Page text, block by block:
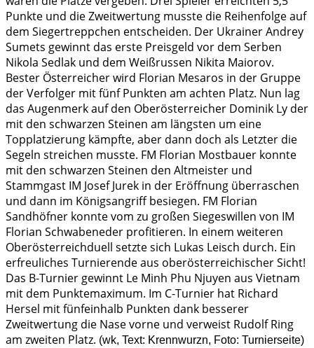
Punkte und die Zweitwertung musste die Reihenfolge auf
dem Siegertreppchen entscheiden. Der Ukrainer Andrey
Sumets gewinnt das erste Preisgeld vor dem Serben
Nikola Sedlak und dem Weißrussen Nikita Maiorov.
Bester Österreicher wird Florian Mesaros in der Gruppe
der Verfolger mit fünf Punkten am achten Platz. Nun lag
das Augenmerk auf den Oberösterreicher Dominik Ly der
mit den schwarzen Steinen am längsten um eine
Topplatzierung kämpfte, aber dann doch als Letzter die
Segeln streichen musste. FM Florian Mostbauer konnte
mit den schwarzen Steinen den Altmeister und
Stammgast IM Josef Jurek in der Eröffnung überraschen
und dann im Königsangriff besiegen. FM Florian
Sandhöfner konnte vom zu großen Siegeswillen von IM
Florian Schwabeneder profitieren. In einem weiteren
Oberösterreichduell setzte sich Lukas Leisch durch. Ein
erfreuliches Turnierende aus oberösterreichischer Sicht!
Das B-Turnier gewinnt Le Minh Phu Njuyen aus Vietnam
mit dem Punktemaximum. Im C-Turnier hat Richard
Hersel mit fünfeinhalb Punkten dank besserer
Zweitwertung die Nase vorne und verweist Rudolf Ring
am zweiten Platz. (wk, Text: Krennwurzn, Foto: Turnierseite)